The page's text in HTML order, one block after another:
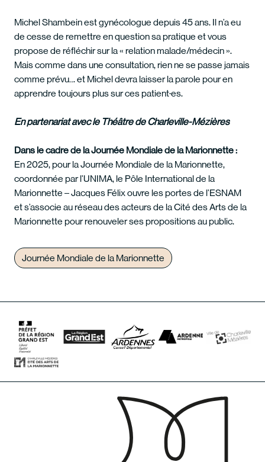
Michel Shambein est gynécologue depuis 45 ans. Il n’a eu
de cesse de remettre en question sa pratique et vous
propose de réfléchir sur la « relation malade/médecin ».
Mais comme dans une consultation, rien ne se passe jamais
comme prévu… et Michel devra laisser la parole pour en
apprendre toujours plus sur ces patient·es.
En partenariat avec le Théâtre de Charleville-Mézières
Dans le cadre de la Journée Mondiale de la Marionnette :
En 2025, pour la Journée Mondiale de la Marionnette,
coordonnée par l’UNIMA, le Pôle International de la
Marionnette – Jacques Félix ouvre les portes de l’ESNAM
et s’associe au réseau des acteurs de la Cité des Arts de la
Marionnette pour renouveler ses propositions au public.
Journée Mondiale de la Marionnette